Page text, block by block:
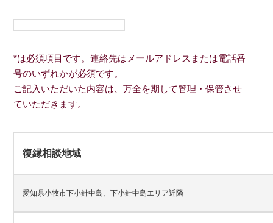
*は必須項目です。連絡先はメールアドレスまたは電話番
号のいずれかが必須です。
ご記入いただいた内容は、万全を期して管理・保管させ
ていただきます。
復縁相談地域
愛知県小牧市下小針中島、下小針中島エリア近隣